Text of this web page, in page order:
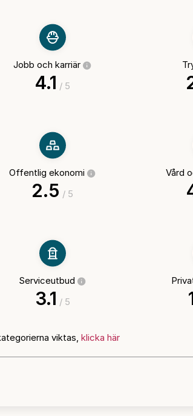
Jobb och karriär
4.1 / 5
Offentlig ekonomi
2.5 / 5
Vård
Serviceutbud
3.1 / 5
viktas, klicka här